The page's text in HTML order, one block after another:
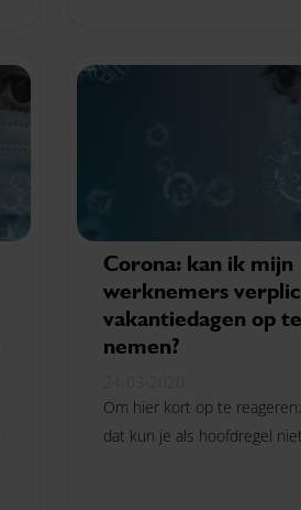
Corona: kan ik mijn
werknemers
vakantiedagen op te
nemen?
Om hier kort op te
dat kun je als hoofdregel